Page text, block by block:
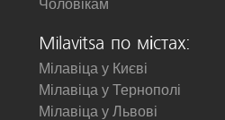
Чоловікам
Milavitsa по містах:
Мілавіца у Києві
Мілавіца у Тернополі
Мілавіца у Львові